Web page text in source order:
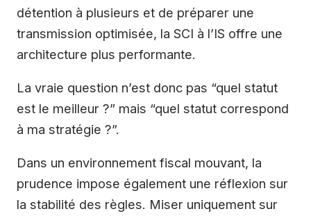
détention à plusieurs et de préparer une
transmission optimisée, la SCI à l’IS offre une
architecture plus performante.
La vraie question n’est donc pas “quel statut
est le meilleur ?” mais “quel statut correspond
à ma stratégie ?”.
Dans un environnement fiscal mouvant, la
prudence impose également une réflexion sur
la stabilité des règles. Miser uniquement sur